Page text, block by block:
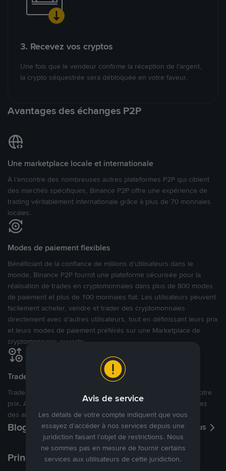
3. Recevez vos cryptos
Une fois que le vendeur confirme la réception de l’argent,
la crypto séquestrée sera débloquée en votre faveur.
Avantages des échanges P2P
Une marketplace locale et internationale
À l’encontre des nombreuses autres plateformes P2P qui ciblent
des marchés spécifiques, Binance P2P offre une expérience de
trading véritablement internationale grâce à plus de 70 monnaies
locales.
Modes de paiement flexibles
Bénéficiant de la confiance de millions d’utilisateurs dans le
monde, Binance P2P fournit une plateforme sécurisée pour la
réalisation de trades en cryptomonnaies dans plus de 800 modes
de paiement et plus de 100 monnaies fiat. Les utilisateurs peuvent
facilement acheter, vendre et trader des cryptomonnaies
directement avec d’autres utilisateurs, tout en définissant leurs prix
et leurs modes de paiement préférés sur une Marketplace de
cryptomonnaies ouverte.
Tradez à des prix avantageux pour vous
Tradez des cryptos en étant libres d’acheter et de vendre à votre
prix. Achetez ou vendez à partir des offres existantes, ou créez
des annonces commerciales pour fixer vos propres prix.
Blog P2P Voir plus
Principaux modes de paiement
Avis de service
Les détails de votre compte indiquent que vous
essayez d’accéder à nos services depuis une
juridiction faisant l’objet de restrictions. Nous
ne sommes pas en mesure de fournir certains
services aux utilisateurs de cette juridiction.